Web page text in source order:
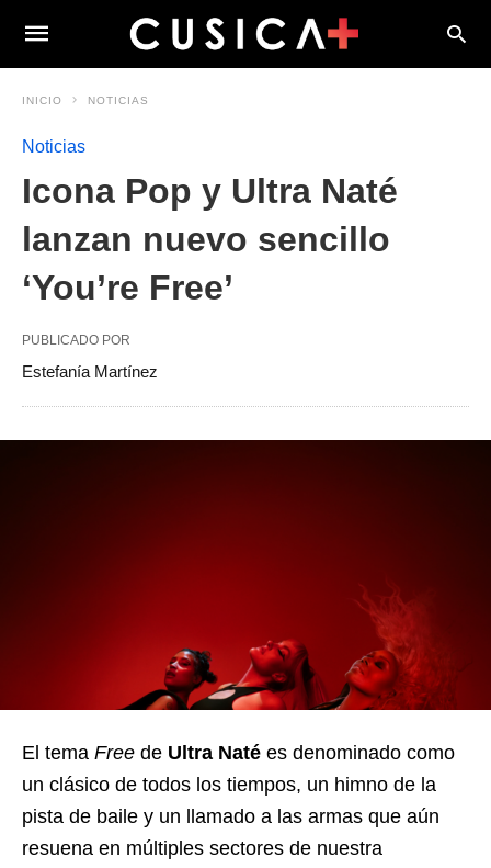
INICIO NOTICIAS
Noticias
Icona Pop y Ultra Naté
lanzan nuevo sencillo
‘You’re Free’
PUBLICADO POR
Estefanía Martínez
El tema Free de Ultra Naté es denominado como
un clásico de todos los tiempos, un himno de la
pista de baile y un llamado a las armas que aún
resuena en múltiples sectores de nuestra